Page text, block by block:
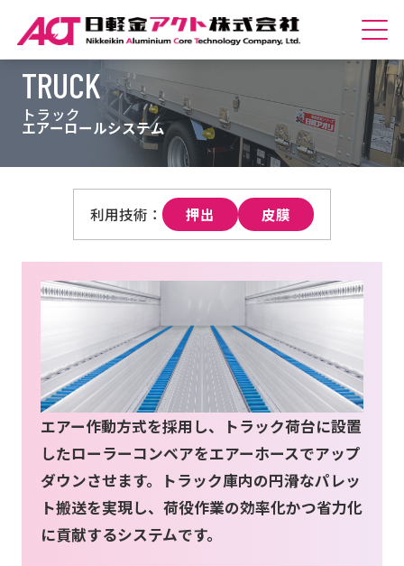
会社案内
お問い合わせ
ホームへ
会社紹介
商品紹介
技術紹介
サステナビリティ
TRUCK
トラック
エアーロールシステム
押出 皮膜
エアー作動方式を採用し、トラック荷台に設置
したローラーコンベアをエアーホースでアップ
ダウンさせます。トラック庫内の円滑なパレッ
ト搬送を実現し、荷役作業の効率化かつ省力化
に貢献するシステムです。